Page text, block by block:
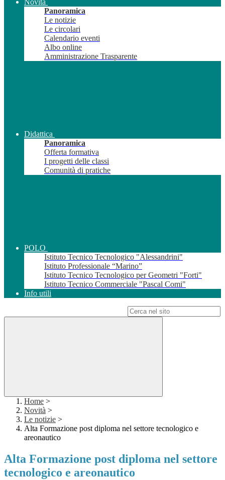
Novità
Panoramica
Le notizie
Le circolari
Calendario eventi
Albo online
Amministrazione Trasparente
Didattica
Panoramica
Offerta formativa
I progetti delle classi
Comunità di pratiche
POLO
Istituto Tecnico Tecnologico "Alessandrini"
Istituto Professionale “Marino”
Istituto Tecnico Tecnologico per Geometri "Forti"
Istituto Tecnico Commerciale "Pascal Comi"
Info utili
Home >
Novità >
Le notizie >
Alta Formazione post diploma nel settore tecnologico e
areonautico
Alta Formazione post diploma nel settore
tecnologico e areonautico